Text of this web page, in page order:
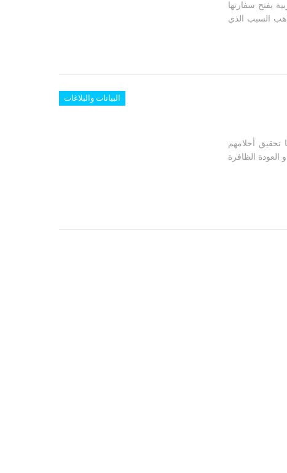
بفتح سفارتها
السبب الذي
البيانات والبلاغات
شبعنا تحقيق أحلامهم
العودة الظافرة